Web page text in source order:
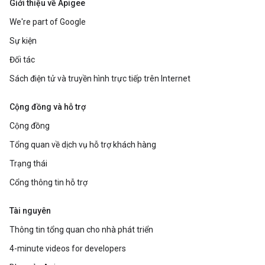
Giới thiệu về Apigee
We're part of Google
Sự kiện
Đối tác
Sách điện tử và truyền hình trực tiếp trên Internet
Cộng đồng và hỗ trợ
Cộng đồng
Tổng quan về dịch vụ hỗ trợ khách hàng
Trạng thái
Cổng thông tin hỗ trợ
Tài nguyên
Thông tin tổng quan cho nhà phát triển
4-minute videos for developers